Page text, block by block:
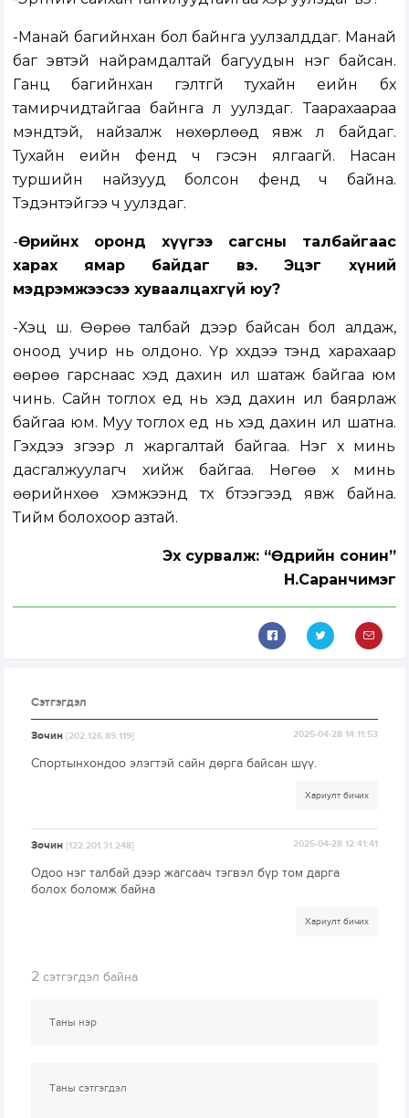
-Манай багийнхан бол байнга уулзалддаг. Манай
баг эвтэй найрамдалтай багуудын нэг байсан.
Ганц багийнхан гэлтгүй тухайн үеийн бүх
тамирчидтайгаа байнга л уулздаг. Таарахаараа
мэндтэй, найзалж нөхөрлөөд явж л байдаг.
Тухайн үеийн фенүүд ч гэсэн ялгаагүй. Насан
туршийн найзууд болсон фенүүд ч байна.
Тэдэнтэйгээ ч уулздаг.
-Өөрийнхөө оронд хүүгээ сагсны талбайгаас
харах ямар байдаг вэ. Эцэг хүний
мэдрэмжээсээ хуваалцахгүй юу?
-Хэцүү шүү. Өөрөө талбай дээр байсан бол алдаж,
оноод учир нь олдоно. Үр хүүхдээ тэнд харахаар
өөрөө гарснаас хэд дахин илүү шатаж байгаа юм
чинь. Сайн тоглох үед нь хэд дахин илүү баярлаж
байгаа юм. Муу тоглох үед нь хэд дахин илүү шатна.
Гэхдээ зүгээр л жаргалтай байгаа. Нэг хүү минь
дасгалжуулагч хийж байгаа. Нөгөө хүү минь
өөрийнхөө хэмжээнд түүх бүтээгээд явж байна.
Тийм болохоор азтай.
Эх сурвалж: “Өдрийн сонин”
Н.Саранчимэг
Сэтгэгдэл
Зочин[202.126.89.119] 2025-04-28 14:11:53
Спортынхондоо элэгтэй сайн дөрга байсан шүү.
Хариулт бичих
Зочин[122.201.31.248] 2025-04-28 12:41:41
Одоо нэг талбай дээр жагсаач тэгвэл бүр том дарга
болох боломж байна
Хариулт бичих
2 сэтгэгдэл байна